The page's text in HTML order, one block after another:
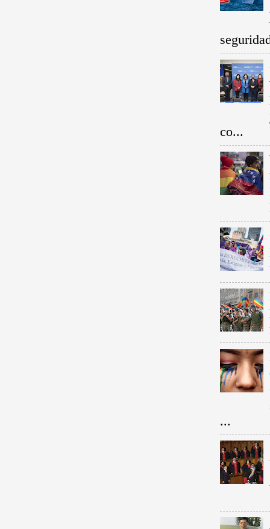
co...
...